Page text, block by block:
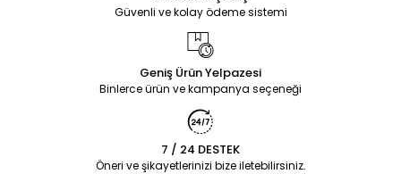
Güvenli ve kolay ödeme sistemi
Geniş Ürün Yelpazesi
Binlerce ürün ve kampanya seçeneği
7 / 24 DESTEK
Öneri ve şikayetlerinizi bize iletebilirsiniz.